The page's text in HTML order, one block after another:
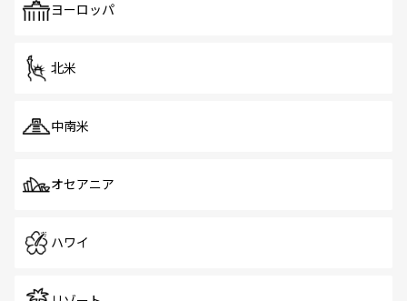
で、ホーカーズは地元の風情を楽しめる外せないスポット
ヨーロッパ
北米
中南米
オセアニア
ハワイ